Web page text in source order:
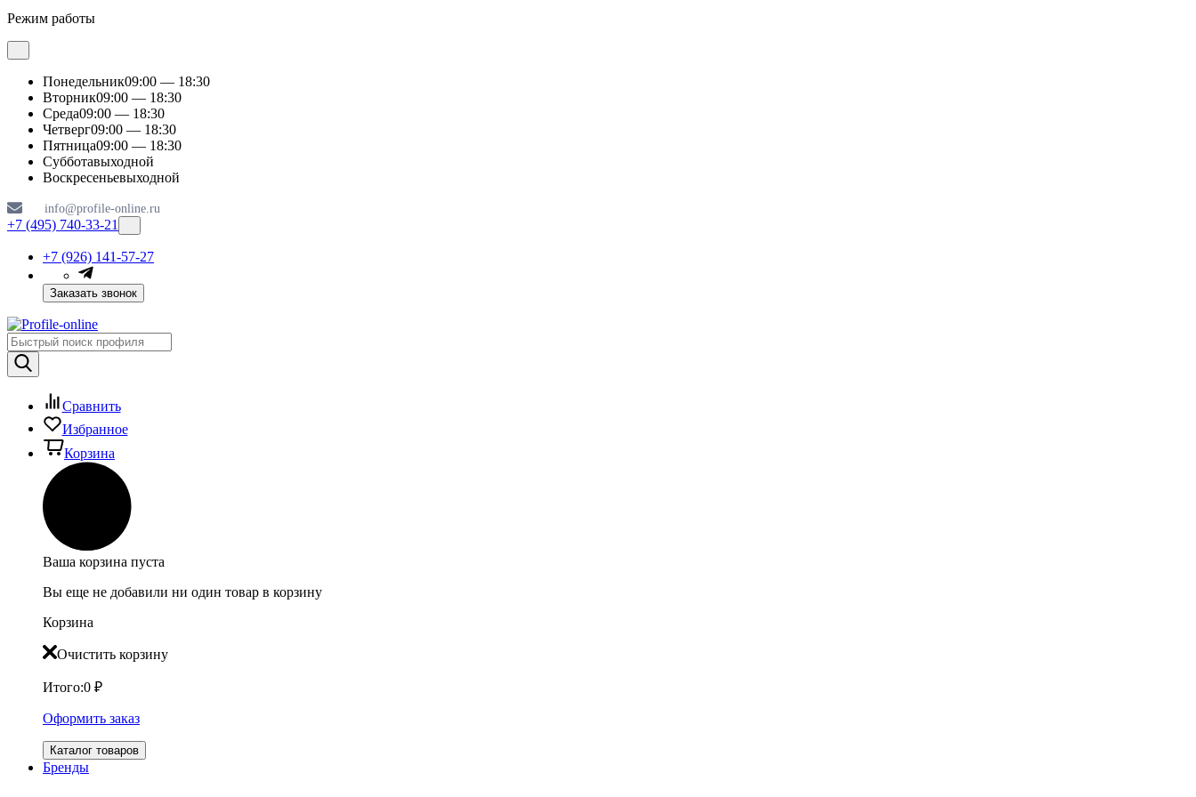
Режим работы
Понедельник09:00 — 18:30
Вторник09:00 — 18:30
Среда09:00 — 18:30
Четверг09:00 — 18:30
Пятница09:00 — 18:30
Субботавыходной
Воскресеньевыходной
info@profile-online.ru
+7 (495) 740-33-21
+7 (926) 141-57-27
Заказать звонок
Сравнить
Избранное
Корзина
Ваша корзина пуста
Вы еще не добавили ни один товар в корзину
Корзина
Очистить корзину
Итого:0 ₽
Оформить заказ
Каталог товаров
Бренды